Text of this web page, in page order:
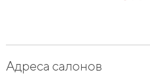
Адреса салонов